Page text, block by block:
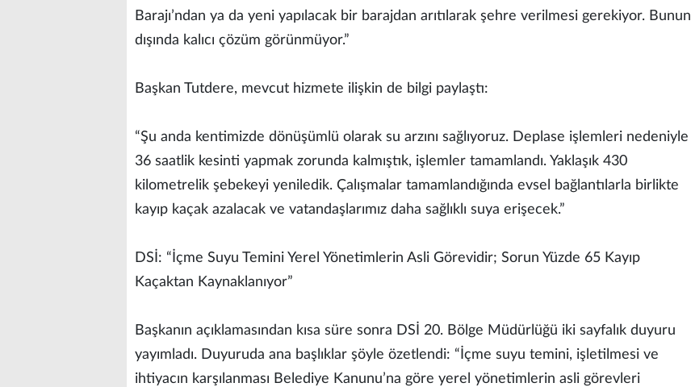
Barajı’ndan ya da yeni yapılacak bir barajdan arıtılarak şehre verilmesi gerekiyor. Bunun
dışında kalıcı çözüm görünmüyor.”
Başkan Tutdere, mevcut hizmete ilişkin de bilgi paylaştı:
“Şu anda kentimizde dönüşümlü olarak su arzını sağlıyoruz. Deplase işlemleri nedeniyle
36 saatlik kesinti yapmak zorunda kalmıştık, işlemler tamamlandı. Yaklaşık 430
kilometrelik şebekeyi yeniledik. Çalışmalar tamamlandığında evsel bağlantılarla birlikte
kayıp kaçak azalacak ve vatandaşlarımız daha sağlıklı suya erişecek.”
DSİ: “İçme Suyu Temini Yerel Yönetimlerin Asli Görevidir; Sorun Yüzde 65 Kayıp
Kaçaktan Kaynaklanıyor”
Başkanın açıklamasından kısa süre sonra DSİ 20. Bölge Müdürlüğü iki sayfalık duyuru
yayımladı. Duyuruda ana başlıklar şöyle özetlendi: “İçme suyu temini, işletilmesi ve
ihtiyacın karşılanması Belediye Kanunu’na göre yerel yönetimlerin asli görevleri